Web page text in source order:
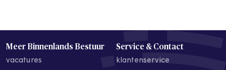
Meer Binnenlands Bestuur
vacatures
Service & Contact
klantenservice